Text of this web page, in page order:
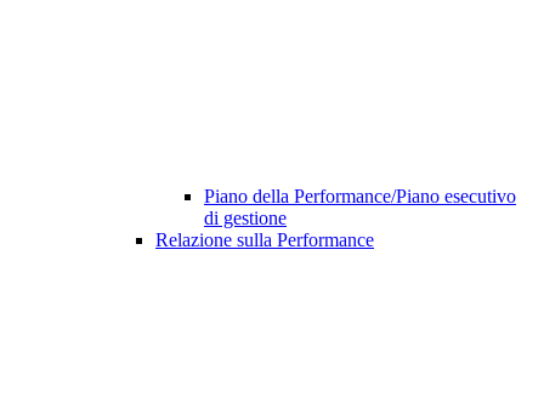
Piano della Performance/Piano esecutivo
di gestione
Relazione sulla Performance